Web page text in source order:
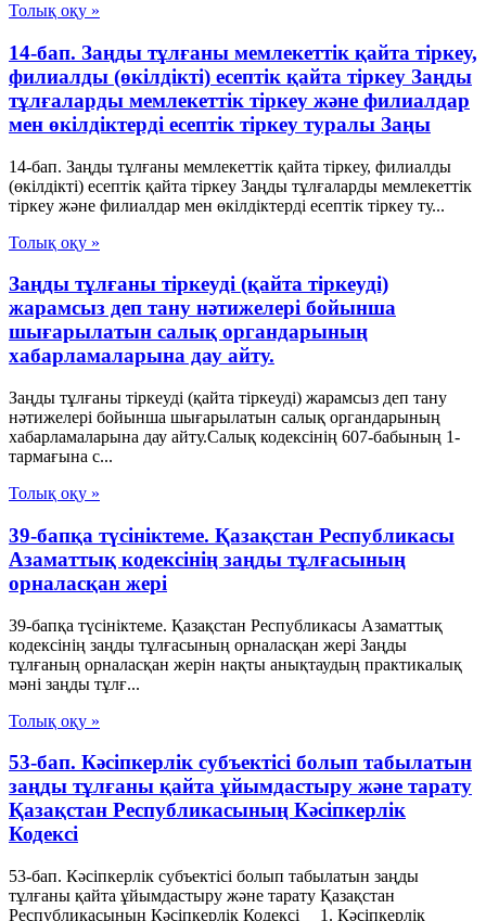
Толық оқу »
14-бап. Заңды тұлғаны мемлекеттік қайта тіркеу,
филиалды (өкілдікті) есептік қайта тіркеу Заңды
тұлғаларды мемлекеттік тіркеу және филиалдар
мен өкілдіктерді есептік тіркеу туралы Заңы
14-бап. Заңды тұлғаны мемлекеттік қайта тіркеу, филиалды
(өкілдікті) есептік қайта тіркеу Заңды тұлғаларды мемлекеттік
тіркеу және филиалдар мен өкілдіктерді есептік тіркеу ту...
Толық оқу »
Заңды тұлғаны тіркеуді (қайта тіркеуді)
жарамсыз деп тану нәтижелері бойынша
шығарылатын салық органдарының
хабарламаларына дау айту.
Заңды тұлғаны тіркеуді (қайта тіркеуді) жарамсыз деп тану
нәтижелері бойынша шығарылатын салық органдарының
хабарламаларына дау айту.Салық кодексінің 607-бабының 1-
тармағына с...
Толық оқу »
39-бапқа түсініктеме. Қазақстан Республикасы
Азаматтық кодексінің заңды тұлғасының
орналасқан жері
39-бапқа түсініктеме. Қазақстан Республикасы Азаматтық
кодексінің заңды тұлғасының орналасқан жері Заңды
тұлғаның орналасқан жерін нақты анықтаудың практикалық
мәні заңды тұлғ...
Толық оқу »
53-бап. Кәсіпкерлік субъектісі болып табылатын
заңды тұлғаны қайта ұйымдастыру және тарату
Қазақстан Республикасының Кәсіпкерлік
Кодексі
53-бап. Кәсіпкерлік субъектісі болып табылатын заңды
тұлғаны қайта ұйымдастыру және тарату Қазақстан
Республикасының Кәсіпкерлік Кодексі 1. Кәсіпкерлік